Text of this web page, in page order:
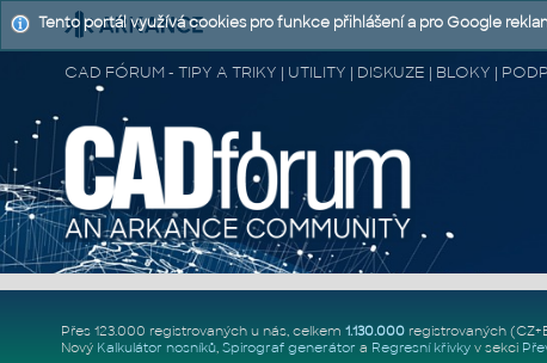
CAD FÓRUM - TIPY A TRIKY | UTILITY | DISKUZE | BLOKY |
Přes 123.000 registrovaných u nás, celkem 1.130.000registrovaných
Nový Kalkulátor nosníků, Spirograf generátor a Regresní křivkyv sekci
Tento portál využívá cookies pro funkce přihlášení a pro Google